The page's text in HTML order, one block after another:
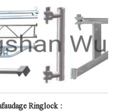
Ringlock :